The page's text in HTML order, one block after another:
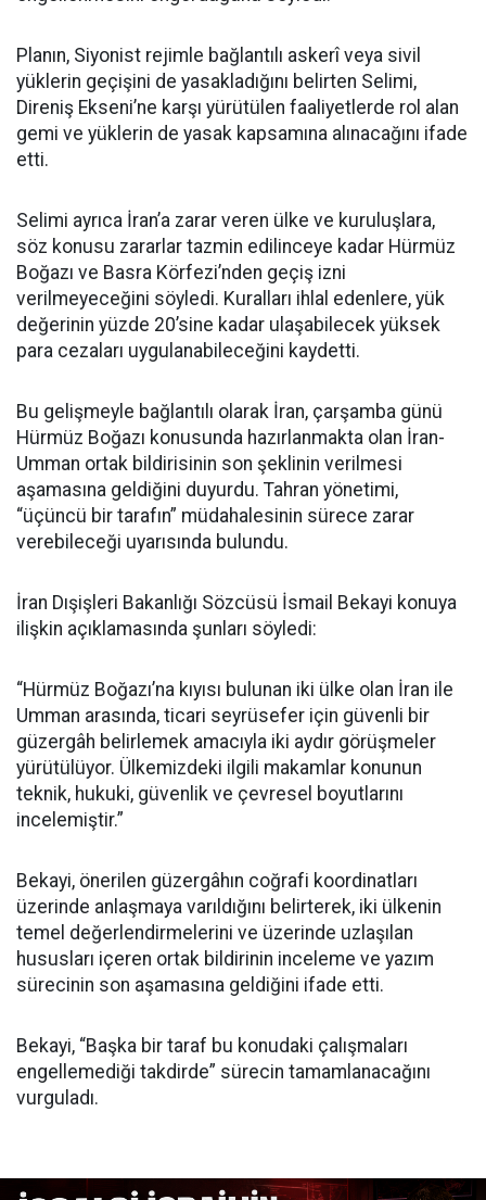
Planın, Siyonist rejimle bağlantılı askerî veya sivil
yüklerin geçişini de yasakladığını belirten Selimi,
Direniş Ekseni’ne karşı yürütülen faaliyetlerde rol alan
gemi ve yüklerin de yasak kapsamına alınacağını ifade
etti.
Selimi ayrıca İran’a zarar veren ülke ve kuruluşlara,
söz konusu zararlar tazmin edilinceye kadar Hürmüz
Boğazı ve Basra Körfezi’nden geçiş izni
verilmeyeceğini söyledi. Kuralları ihlal edenlere, yük
değerinin yüzde 20’sine kadar ulaşabilecek yüksek
para cezaları uygulanabileceğini kaydetti.
Bu gelişmeyle bağlantılı olarak İran, çarşamba günü
Hürmüz Boğazı konusunda hazırlanmakta olan İran-
Umman ortak bildirisinin son şeklinin verilmesi
aşamasına geldiğini duyurdu. Tahran yönetimi,
“üçüncü bir tarafın” müdahalesinin sürece zarar
verebileceği uyarısında bulundu.
İran Dışişleri Bakanlığı Sözcüsü İsmail Bekayi konuya
ilişkin açıklamasında şunları söyledi:
“Hürmüz Boğazı’na kıyısı bulunan iki ülke olan İran ile
Umman arasında, ticari seyrüsefer için güvenli bir
güzergâh belirlemek amacıyla iki aydır görüşmeler
yürütülüyor. Ülkemizdeki ilgili makamlar konunun
teknik, hukuki, güvenlik ve çevresel boyutlarını
incelemiştir.”
Bekayi, önerilen güzergâhın coğrafi koordinatları
üzerinde anlaşmaya varıldığını belirterek, iki ülkenin
temel değerlendirmelerini ve üzerinde uzlaşılan
hususları içeren ortak bildirinin inceleme ve yazım
sürecinin son aşamasına geldiğini ifade etti.
Bekayi, “Başka bir taraf bu konudaki çalışmaları
engellemediği takdirde” sürecin tamamlanacağını
vurguladı.